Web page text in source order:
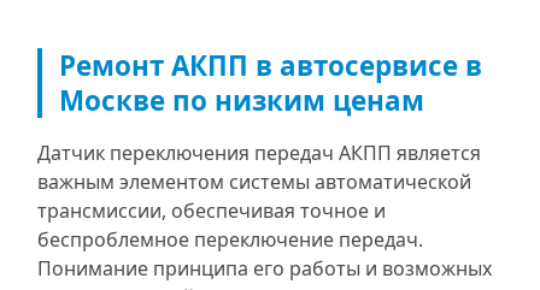
Ремонт АКПП в автосервисе в
Москве по низким ценам
Датчик переключения передач АКПП является
важным элементом системы автоматической
трансмиссии, обеспечивая точное и
беспроблемное переключение передач.
Понимание принципа его работы и возможных